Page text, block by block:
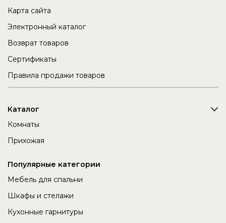
Карта сайта
Электронный каталог
Возврат товаров
Сертификаты
Правила продажи товаров
Каталог
Комнаты
Прихожая
Популярные категории
Мебель для спальни
Шкафы и стелажи
Кухонные гарнитуры